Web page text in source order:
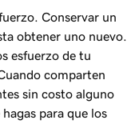
Conservar un
obtener uno nuevo.
esfuerzo de tu
comparten
sin costo alguno
para que los